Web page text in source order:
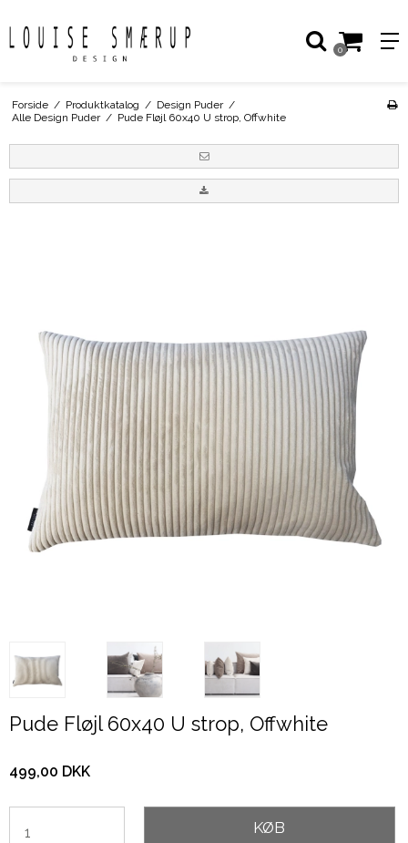
0
Forside / Produktkatalog / Design Puder /
Alle Design Puder / Pude Fløjl 60x40 U strop, Offwhite
Pude Fløjl 60x40 U strop, Offwhite
499,00 DKK
KØB